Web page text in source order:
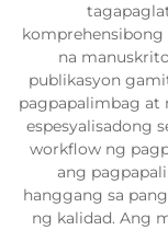
na
publikasyon
pagpapalimbag at
espesyalisadong
workflow ng
ang
hanggang sa
ng kalidad. Ang